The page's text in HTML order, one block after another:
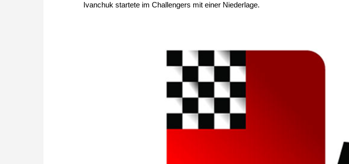
Ivanchuk startete im Challengers mit einer Niederlage.